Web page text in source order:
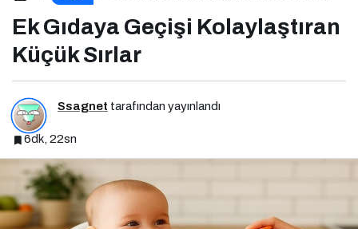
Ek Gıdaya Geçişi Kolaylaştıran
Küçük Sırlar
Ssagnet tarafından yayınlandı
6dk, 22sn